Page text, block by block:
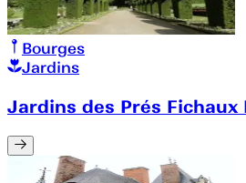
Bourges
Jardins
Jardins des Prés Fichaux